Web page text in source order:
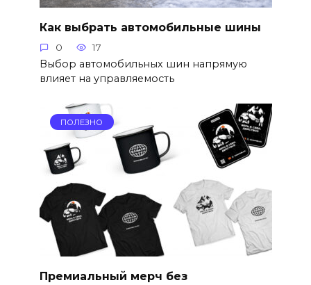
Как выбрать автомобильные шины
0 17
Выбор автомобильных шин напрямую
влияет на управляемость
ПОЛЕЗНО
Премиальный мерч без